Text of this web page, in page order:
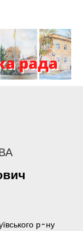
р-ну